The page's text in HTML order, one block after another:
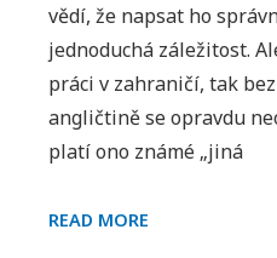
vědí, že napsat ho
jednoduchá záležitost.
práci v zahraničí, tak
angličtině se opravdu
platí ono známé „jiná
READ MORE